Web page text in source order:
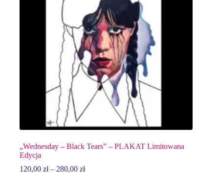
„Wednesday – Black Tears” – PLAKAT Limitowana
Edycja
120,00 zł – 280,00 złZakres